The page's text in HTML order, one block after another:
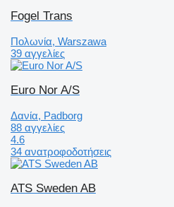
Fogel Trans
Πολωνία, Warszawa
39 αγγελίες
Euro Nor A/S
Δανία, Padborg
88 αγγελίες
4.6
34 ανατροφοδοτήσεις
ATS Sweden AB